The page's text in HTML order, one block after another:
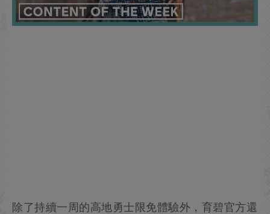
除了持續一周的高地勇士限免體驗外，育碧官方還